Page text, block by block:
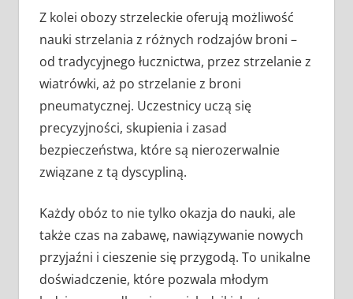
Z kolei obozy strzeleckie oferują możliwość
nauki strzelania z różnych rodzajów broni –
od tradycyjnego łucznictwa, przez strzelanie z
wiatrówki, aż po strzelanie z broni
pneumatycznej. Uczestnicy uczą się
precyzyjności, skupienia i zasad
bezpieczeństwa, które są nierozerwalnie
związane z tą dyscypliną.
Każdy obóz to nie tylko okazja do nauki, ale
także czas na zabawę, nawiązywanie nowych
przyjaźni i cieszenie się przygodą. To unikalne
doświadczenie, które pozwala młodym